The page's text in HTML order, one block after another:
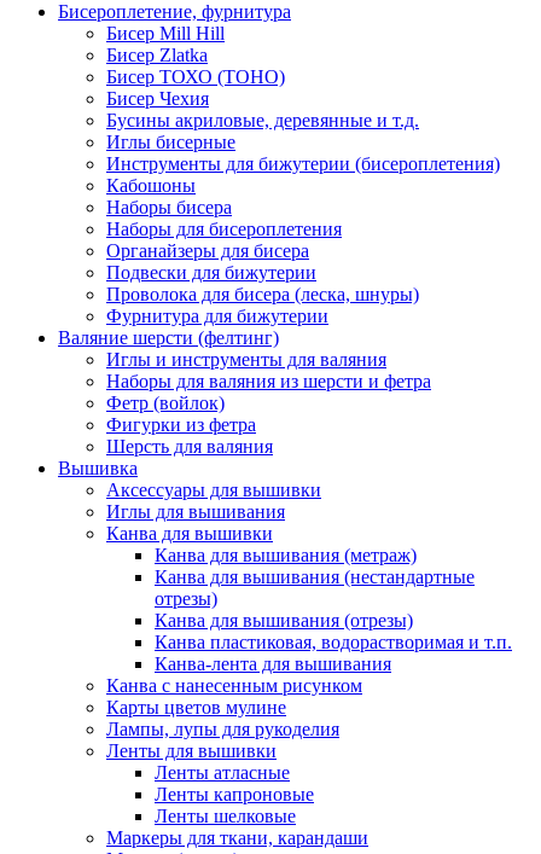
Бисероплетение, фурнитура
Бисер Mill Hill
Бисер Zlatka
Бисер ТОХО (TOHO)
Бисер Чехия
Бусины акриловые, деревянные и т.д.
Иглы бисерные
Инструменты для бижутерии (бисероплетения)
Кабошоны
Наборы бисера
Наборы для бисероплетения
Органайзеры для бисера
Подвески для бижутерии
Проволока для бисера (леска, шнуры)
Фурнитура для бижутерии
Валяние шерсти (фелтинг)
Иглы и инструменты для валяния
Наборы для валяния из шерсти и фетра
Фетр (войлок)
Фигурки из фетра
Шерсть для валяния
Вышивка
Аксессуары для вышивки
Иглы для вышивания
Канва для вышивки
Канва для вышивания (метраж)
Канва для вышивания (нестандартные
отрезы)
Канва для вышивания (отрезы)
Канва пластиковая, водорастворимая и т.п.
Канва-лента для вышивания
Канва с нанесенным рисунком
Карты цветов мулине
Лампы, лупы для рукоделия
Ленты для вышивки
Ленты атласные
Ленты капроновые
Ленты шелковые
Маркеры для ткани, карандаши